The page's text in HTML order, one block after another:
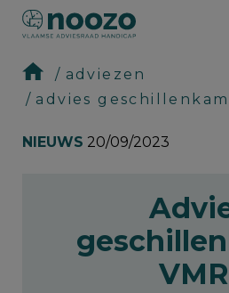
adviezen
advies
NIEUWS 20/09/2023